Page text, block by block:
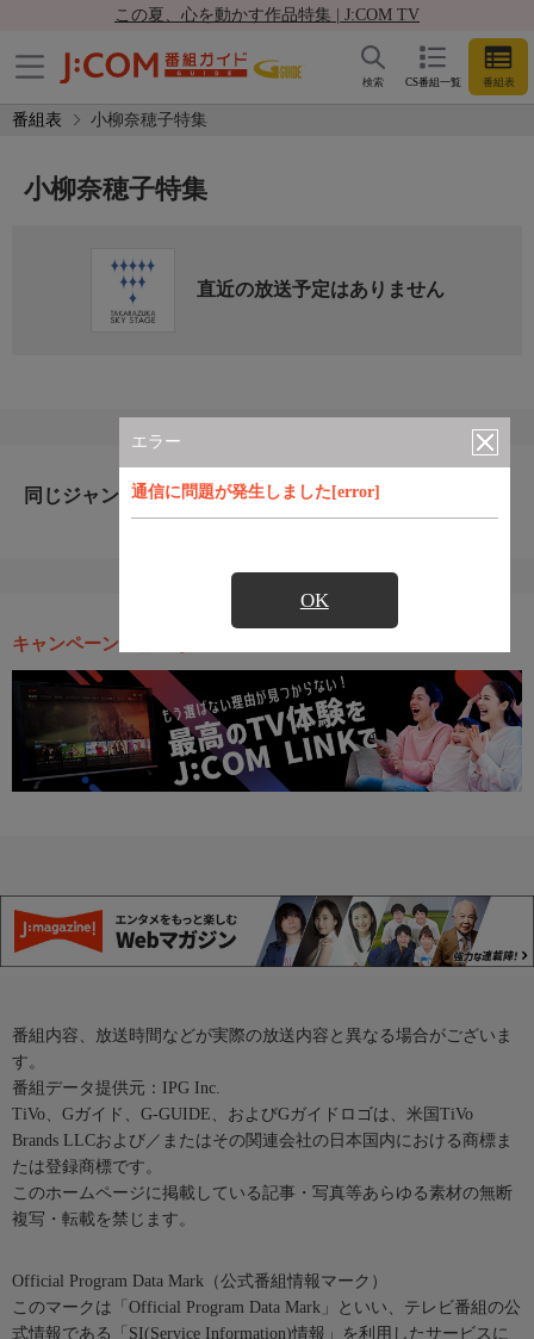
この夏、心を動かす作品特集 | J:COM TV
CS番組一覧 番組表
検索
番組表 小柳奈穂子特集
エラー
通信に問題が発生しました[error]
OK
小柳奈穂子特集
直近の放送予定はありません
同じジャンルのおすすめ番組
キャンペーン・お得な情報
番組内容、放送時間などが実際の放送内容と異なる場合がございま
す。
番組データ提供元：IPG Inc.
TiVo、Gガイド、G-GUIDE、およびGガイドロゴは、米国TiVo
Brands LLCおよび／またはその関連会社の日本国内における商標ま
たは登録商標です。
このホームページに掲載している記事・写真等あらゆる素材の無断
複写・転載を禁じます。
Official Program Data Mark（公式番組情報マーク）
このマークは「Official Program Data Mark」といい、テレビ番組の公
式情報である「SI(Service Information)情報」を利用したサービスに